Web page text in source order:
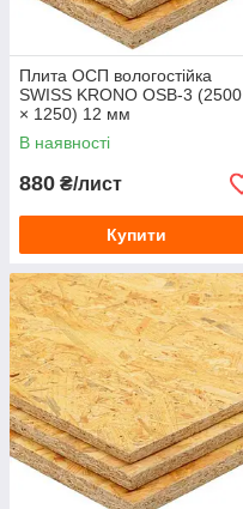
Плита ОСП вологостійка
SWISS KRONO OSB-3 (2500
× 1250) 12 мм
В наявності
880 ₴/лист
Купити